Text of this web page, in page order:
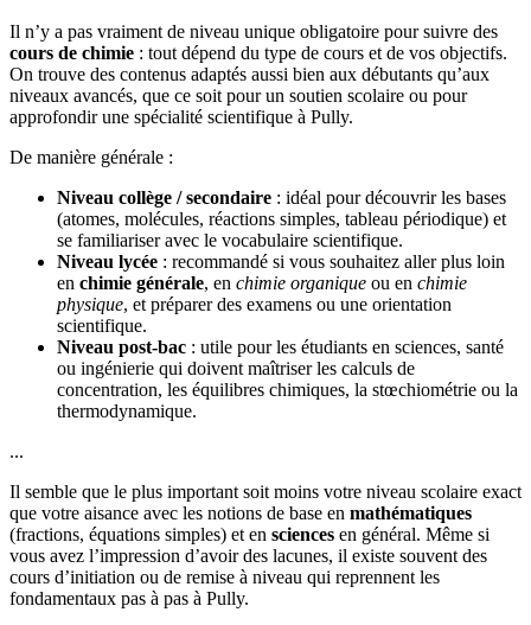
Il n’y a pas vraiment de niveau unique obligatoire pour suivre des
cours de chimie : tout dépend du type de cours et de vos objectifs.
On trouve des contenus adaptés aussi bien aux débutants qu’aux
niveaux avancés, que ce soit pour un soutien scolaire ou pour
approfondir une spécialité scientifique à Pully.
De manière générale :
Niveau collège / secondaire : idéal pour découvrir les bases
(atomes, molécules, réactions simples, tableau périodique) et
se familiariser avec le vocabulaire scientifique.
Niveau lycée : recommandé si vous souhaitez aller plus loin
en chimie générale, en chimie organique ou en chimie
physique, et préparer des examens ou une orientation
scientifique.
Niveau post-bac : utile pour les étudiants en sciences, santé
ou ingénierie qui doivent maîtriser les calculs de
concentration, les équilibres chimiques, la stœchiométrie ou la
thermodynamique.
...
Il semble que le plus important soit moins votre niveau scolaire exact
que votre aisance avec les notions de base en mathématiques
(fractions, équations simples) et en sciences en général. Même si
vous avez l’impression d’avoir des lacunes, il existe souvent des
cours d’initiation ou de remise à niveau qui reprennent les
fondamentaux pas à pas à Pully.